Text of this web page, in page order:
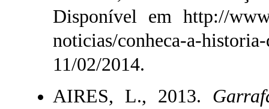
Disponível em http://
noticias/conheca-a-
11/02/2014.
AIRES, L., 2013.